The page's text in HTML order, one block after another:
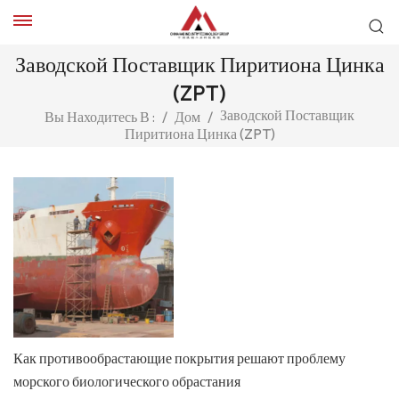
Заводской Поставщик Пиритиона Цинка
(ZPT)
Вы Находитесь В : / Дом / Заводской Поставщик
Пиритиона Цинка (ZPT)
Как противообрастающие покрытия решают проблему
морского биологического обрастания